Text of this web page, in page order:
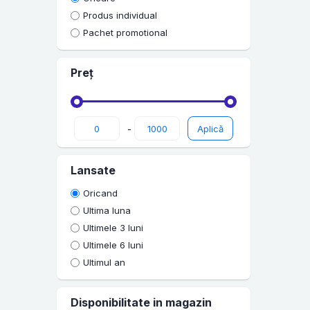
Carti in limba engleza
Pop Culture
Carti Sociologie
Carti fictiune
Religie
Dezvoltare personala
Memorii, biografii si jurnale
Carti pentru copii
Carti de dragoste
Produs individual
Pachet promotional
Preț
-
Lansate
Oricand
Ultima luna
Ultimele 3 luni
Ultimele 6 luni
Ultimul an
Disponibilitate in magazin